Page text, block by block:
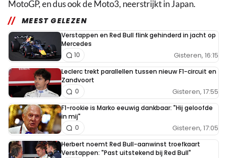
MotoGP, en dus ook de Moto3, neerstrijkt in Japan.
MEEST GELEZEN
Verstappen en Red Bull flink gehinderd in jacht op
Mercedes
Gisteren, 16:15
10
Leclerc trekt parallellen tussen nieuw F1-circuit en
Zandvoort
Gisteren, 17:55
0
F1-rookie is Marko eeuwig dankbaar: "Hij geloofde
in mij"
Gisteren, 17:05
0
Herbert noemt Red Bull-aanwinst troefkaart
Verstappen: "Past uitstekend bij Red Bull"